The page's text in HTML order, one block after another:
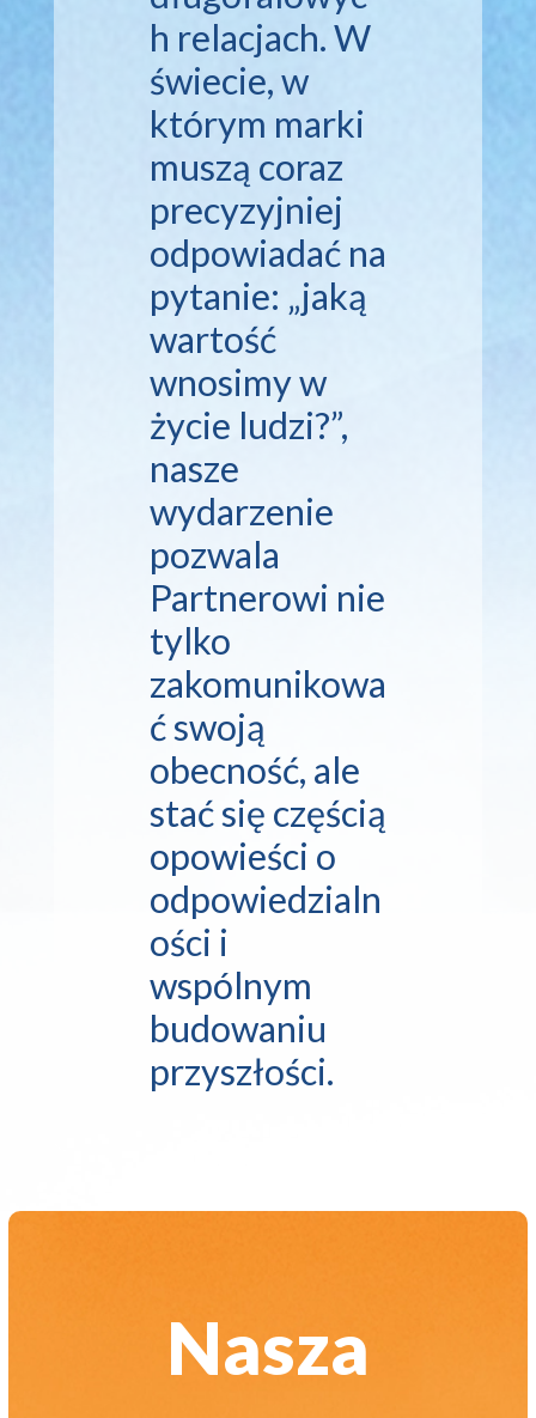
h relacjach. W
świecie, w
którym marki
muszą coraz
precyzyjniej
odpowiadać na
pytanie: „jaką
wartość
wnosimy w
życie ludzi?”,
nasze
wydarzenie
pozwala
Partnerowi nie
tylko
zakomunikowa
ć swoją
obecność, ale
stać się częścią
opowieści o
odpowiedzialn
ości i
wspólnym
budowaniu
przyszłości.
Nasza